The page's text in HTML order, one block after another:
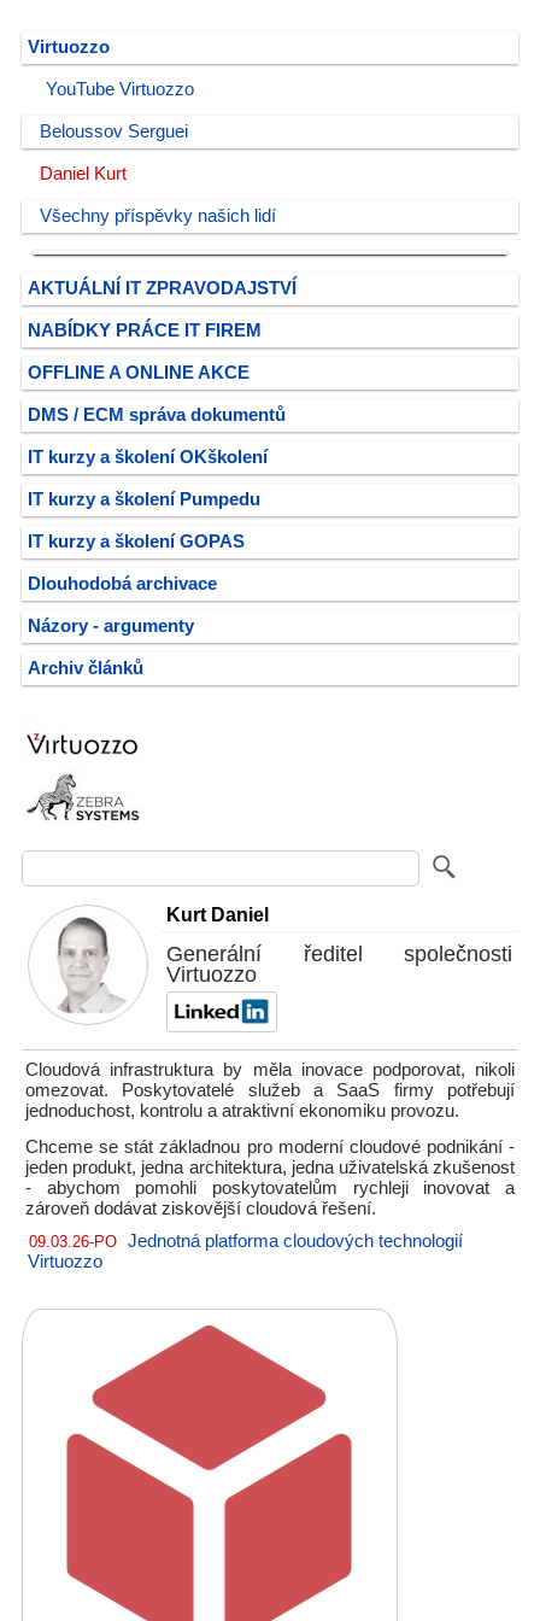
Virtuozzo
YouTube Virtuozzo
Beloussov Serguei
Daniel Kurt
Všechny příspěvky našich lidí
AKTUÁLNÍ IT ZPRAVODAJSTVÍ
NABÍDKY PRÁCE IT FIREM
OFFLINE A ONLINE AKCE
DMS / ECM správa dokumentů
IT kurzy a školení OKškolení
IT kurzy a školení Pumpedu
IT kurzy a školení GOPAS
Dlouhodobá archivace
Názory - argumenty
Archiv článků
Kurt Daniel
Generální ředitel společnosti
Virtuozzo
Cloudová infrastruktura by měla inovace podporovat, nikoli
omezovat. Poskytovatelé služeb a SaaS firmy potřebují
jednoduchost, kontrolu a atraktivní ekonomiku provozu.
Chceme se stát základnou pro moderní cloudové podnikání -
jeden produkt, jedna architektura, jedna uživatelská zkušenost
- abychom pomohli poskytovatelům rychleji inovovat a
zároveň dodávat ziskovější cloudová řešení.
09.03.26-PO Jednotná platforma cloudových technologií
Virtuozzo